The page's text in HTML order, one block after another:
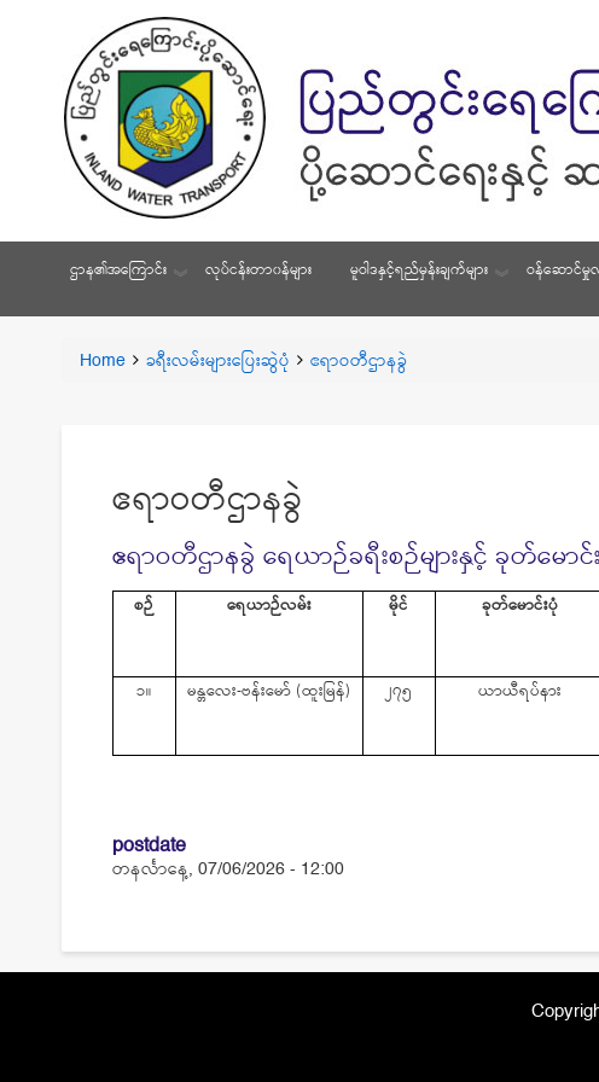
ဌာန၏အကြောင်း လုပ်ငန်းတာ၀န်များ မူဝါဒနှင့်ရည်မှန်းချက်များ ဝန်ဆောင်မှုလု
Breadcrumbs
You
Home ခရီးလမ်းများပြေးဆွဲပုံ ဧရာဝတီဌာနခွဲ
ဧရာဝတီဌာနခွဲ
ဧရာဝတီဌာနခွဲ ရေယာဉ်ခရီးစဉ်များနှင့် ခုတ်မောင်
စဉ် ရေယာဉ်လမ်း မိုင် ခုတ်မောင်းပုံ
၁။ မန္တလေး-ဗန်းမော် (ထူးမြန်) ၂၇၅ ယာယီရပ်နား
postdate
တနင်္လာနေ့, 07/06/2026 - 12:00